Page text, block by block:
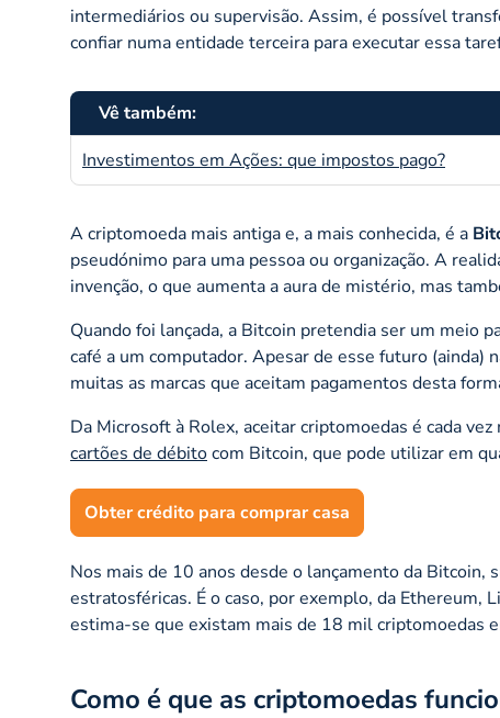
intermediários ou supervisão. Assim, é possível
confiar numa entidade terceira para executar essa
Vê também:
Investimentos em Ações: que impostos pago?
A criptomoeda mais antiga e, a mais conhecida, é a
pseudónimo para uma pessoa ou organização. A
invenção, o que aumenta a aura de mistério, mas
Quando foi lançada, a Bitcoin pretendia ser um meio
café a um computador. Apesar de esse futuro
muitas as marcas que aceitam pagamentos desta
Da Microsoft à Rolex, aceitar criptomoedas é cada
cartões de débitocom Bitcoin, que pode utilizar em
Obter crédito para comprar casa
Nos mais de 10 anos desde o lançamento da
estratosféricas. É o caso, por exemplo, da Ethereum,
estima-se que existam mais de 18 mil criptomoedas
Como é que as criptomoedas